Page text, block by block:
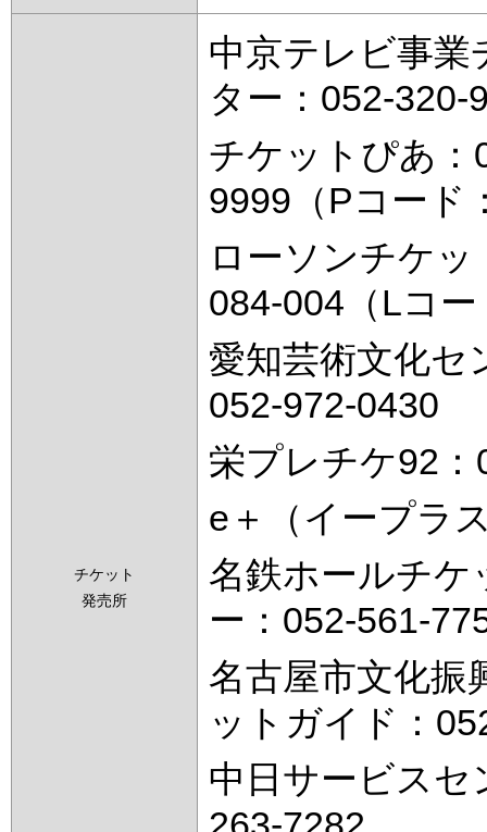
チケット
発売所
中京テレビ事業
ター：052-320-
チケットぴあ：
9999（Pコード
ローソンチケッ
084-004（Lコ
愛知芸術文化セ
052-972-0430
栄プレチケ92
e＋（イープラ
名鉄ホールチケ
ー：052-561-
名古屋市文化振
ットガイド：
中日サービスセ